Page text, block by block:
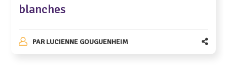
blanches
PARLUCIENNE GOUGUENHEIM